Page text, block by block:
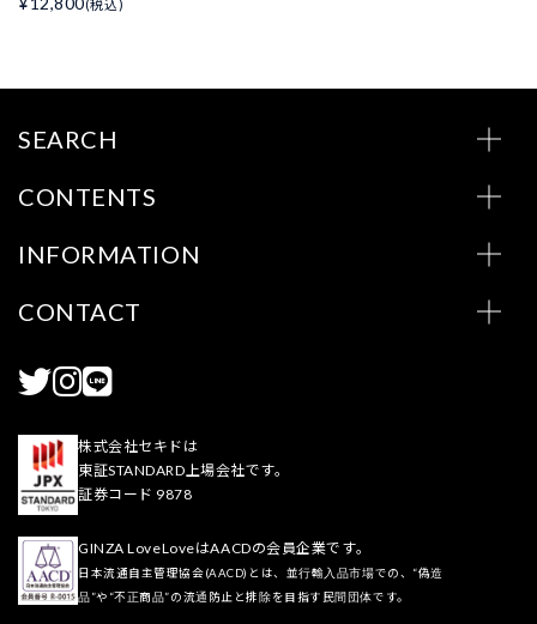
(税込)
SEARCH
CONTENTS
INFORMATION
CONTACT
株式会社セキドは
東証STANDARD上場会社です。
証券コード 9878
GINZA LoveLoveはAACDの会員企業です。
日本流通自主管理協会(AACD)とは、並行輸入品市場での、“偽造
品”や“不正商品”の流通防止と排除を目指す民間団体です。